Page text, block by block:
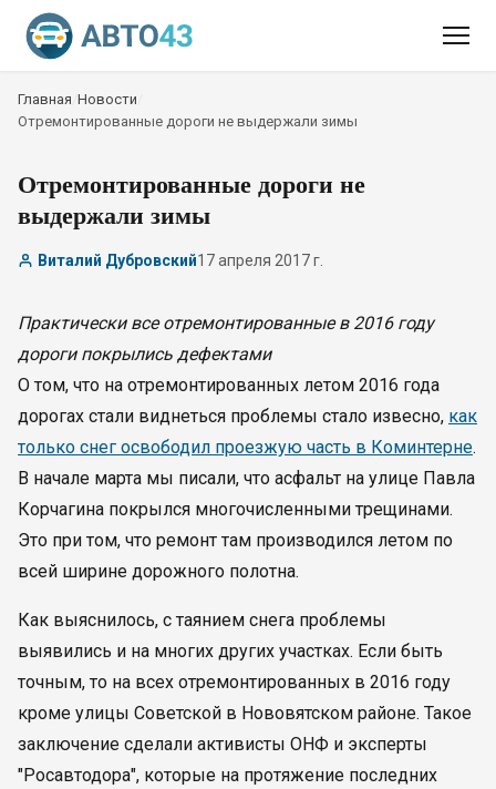
Главная Новости
Отремонтированные дороги не выдержали зимы
Отремонтированные дороги не
выдержали зимы
Виталий Дубровский17 апреля 2017 г.
Практически все отремонтированные в 2016 году
дороги покрылись дефектами
О том, что на отремонтированных летом 2016 года
дорогах стали виднеться проблемы стало извесно, как
только снег освободил проезжую часть в Коминтерне.
В начале марта мы писали, что асфальт на улице Павла
Корчагина покрылся многочисленными трещинами.
Это при том, что ремонт там производился летом по
всей ширине дорожного полотна.
Как выяснилось, с таянием снега проблемы
выявились и на многих других участках. Если быть
точным, то на всех отремонтированных в 2016 году
кроме улицы Советской в Нововятском районе. Такое
заключение сделали активисты ОНФ и эксперты
"Росавтодора", которые на протяжение последних